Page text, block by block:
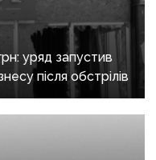
уряд запустив
після обстрілів